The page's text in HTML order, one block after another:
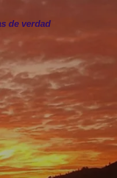
de verdad